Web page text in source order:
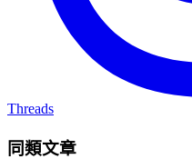
Threads
同類文章